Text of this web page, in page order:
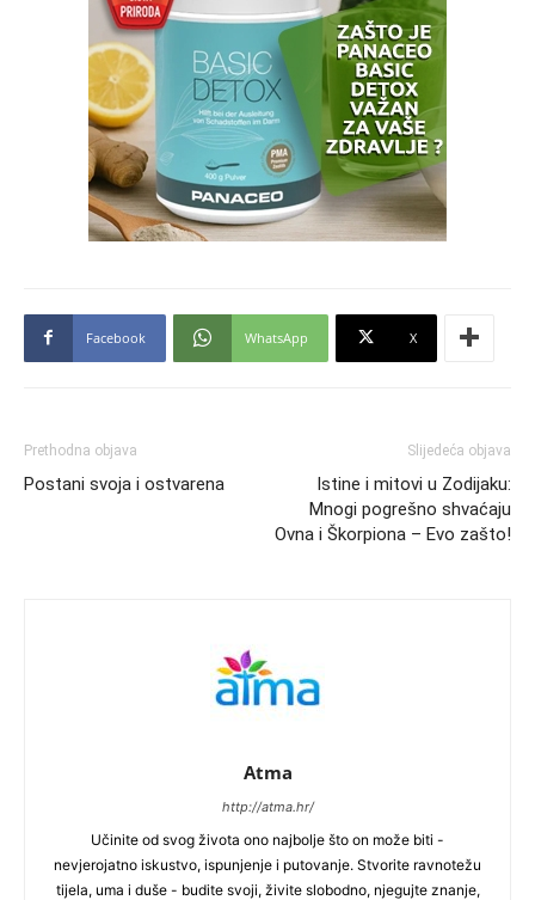
Facebook WhatsApp X
Prethodna objava
Postani svoja i ostvarena
Slijedeća objava
Istine i mitovi u Zodijaku:
Mnogi pogrešno shvaćaju
Ovna i Škorpiona – Evo zašto!
Atma
http://atma.hr/
Učinite od svog života ono najbolje što on može biti -
nevjerojatno iskustvo, ispunjenje i putovanje. Stvorite ravnotežu
tijela, uma i duše - budite svoji, živite slobodno, njegujte znanje,